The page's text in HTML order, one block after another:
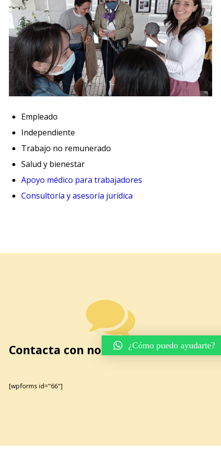
Empleado
Independiente
Trabajo no remunerado
Salud y bienestar
Apoyo médico para trabajadores
Consultoría y asesoría jurídica
Contacta con nosotros
[wpforms id="66"]
¿Cómo puedo ayudarte?